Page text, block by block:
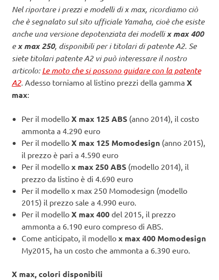
Nel riportare i prezzi e modelli di x max, ricordiamo ciò
che è segnalato sul sito ufficiale Yamaha, cioè che esiste
anche una versione depotenziata dei modellix max 400
ex max 250, disponibili per i titolari di patente A2. Se
siete titolari patente A2 vi può interessare il nostro
articolo:Le moto che si possono guidare con la patente
A2. Adesso torniamo al listino prezzi della gamma X
max:
Per il modello X max 125 ABS (anno 2014), il costo
ammonta a 4.290 euro
Per il modello X max 125 Momodesign (anno 2015),
il prezzo è pari a 4.590 euro
Per il modello x max 250 ABS (modello 2014), il
prezzo da listino è di 4.690 euro
Per il modello x max 250 Momodesign (modello
2015) il prezzo sale a 4.990 euro.
Per il modello X max 400 del 2015, il prezzo
ammonta a 6.190 euro compreso di ABS.
Come anticipato, il modello x max 400 Momodesign
My2015, ha un costo che ammonta a 6.390 euro.
X max, colori disponibili